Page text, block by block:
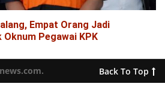
Empat Orang Jadi
Pegawai KPK
Back To Top